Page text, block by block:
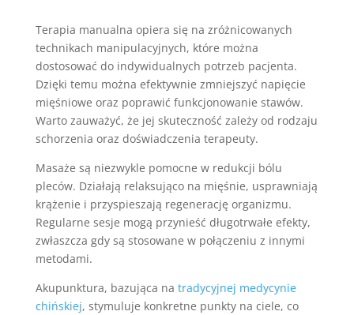
Terapia manualna opiera się na zróżnicowanych
technikach manipulacyjnych, które można
dostosować do indywidualnych potrzeb pacjenta.
Dzięki temu można efektywnie zmniejszyć napięcie
mięśniowe oraz poprawić funkcjonowanie stawów.
Warto zauważyć, że jej skuteczność zależy od rodzaju
schorzenia oraz doświadczenia terapeuty.
Masaże są niezwykle pomocne w redukcji bólu
pleców. Działają relaksująco na mięśnie, usprawniają
krążenie i przyspieszają regenerację organizmu.
Regularne sesje mogą przynieść długotrwałe efekty,
zwłaszcza gdy są stosowane w połączeniu z innymi
metodami.
Akupunktura, bazująca na tradycyjnej medycynie
chińskiej, stymuluje konkretne punkty na ciele, co